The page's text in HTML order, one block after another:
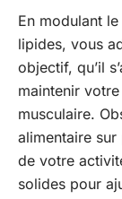
En modulant
lipides, vous
objectif, qu’il
maintenir
musculaire.
alimentaire sur
de votre
solides pour